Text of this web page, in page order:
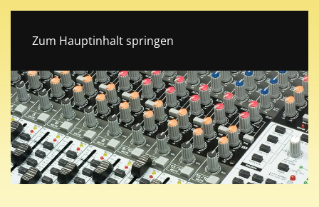
Zum Hauptinhalt springen